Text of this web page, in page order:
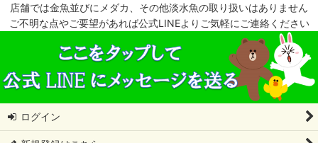
店舗では金魚並びにメダカ、その他淡水魚の取り扱いはありません
ご不明な点やご要望があれば公式LINEよりご気軽にご連絡ください
ログイン